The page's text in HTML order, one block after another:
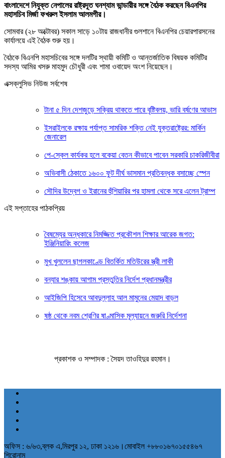
বাংলাদেশে নিযুক্ত নেপালের রাষ্ট্রদূত ঘনশ্যাম ভান্ডারীর সঙ্গে বৈঠক করছেন বিএনপির
মহাসচিব মির্জা ফখরুল ইসলাম আলমগীর।
সোমবার (২৮ অক্টোবর) সকাল সাড়ে ১০টায় রাজধানীর গুলশানে বিএনপির চেয়ারপারসনের
কার্যালয়ে এই বৈঠক শুরু হয়।
বৈঠকে বিএনপি মহাসচিবের সঙ্গে দলটির স্থায়ী কমিটি ও আন্তর্জাতিক বিষয়ক কমিটির
সদস্য আমির খসরু মাহমুদ চৌধুরী এবং শামা ওবায়েদ অংশ নিয়েছেন।
এক্সক্লুসিভ নিউজ সর্বশেষ
টানা ৫ দিন দেশজুড়ে সক্রিয় থাকতে পারে বৃষ্টিবলয়, ভারি বর্ষণের আভাস
ইসরাইলকে রক্ষায় পর্যাপ্ত সামরিক শক্তি নেই যুক্তরাষ্ট্রের: মার্কিন
জেনারেল
পে-স্কেল কার্যকর হলে বকেয়া বেতন কীভাবে পাবেন সরকারি চাকরিজীবীরা
অভিবাসী ঠেকাতে ১৬০০ ফুট দীর্ঘ ভাসমান প্রতিবন্ধক বসাচ্ছে স্পেন
সৌদির উদ্বেগ ও ইরানের হুঁশিয়ারির পর হামলা থেকে সরে এলেন ট্রাম্প
এই সপ্তাহের পাঠকপ্রিয়
বৈষম্যের অন্ধকারে নিমজ্জিত প্রকৌশল শিক্ষার আরেক জগত:
ইঞ্জিনিয়ারিং কলেজ
মুখ খুললেন ছাগলকাণ্ডে বিতর্কিত মতিউরের স্ত্রী লাকী
বন্যার শঙ্কায় আগাম প্রস্তুতির নির্দেশ প্রধানমন্ত্রীর
আইজিপি হিসেবে আবদুল্লাহ আল মামুনের মেয়াদ বাড়ল
ষষ্ঠ থেকে নবম শ্রেণির ষাণ্মাসিক মূল্যায়নে জরুরি নির্দেশনা
প্রকাশক ও সম্পাদক : সৈয়দ তাওহিদুর রহমান।
অফিস : ৬/৬৩,ব্লক এ,মিরপুর ১২, ঢাকা ১২১৬।মোবাইল +৮৮০১৬৭০১৫৫৪৬৭
শিরোনাম